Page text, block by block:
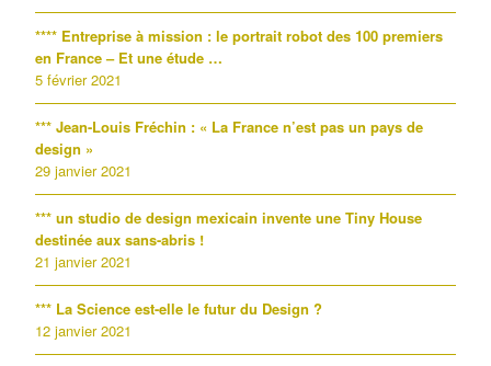
**** Entreprise à mission : le portrait robot des 100 premiers
en France – Et une étude …
5 février 2021
*** Jean-Louis Fréchin : « La France n’est pas un pays de
design »
29 janvier 2021
*** un studio de design mexicain invente une Tiny House
destinée aux sans-abris !
21 janvier 2021
*** La Science est-elle le futur du Design ?
12 janvier 2021